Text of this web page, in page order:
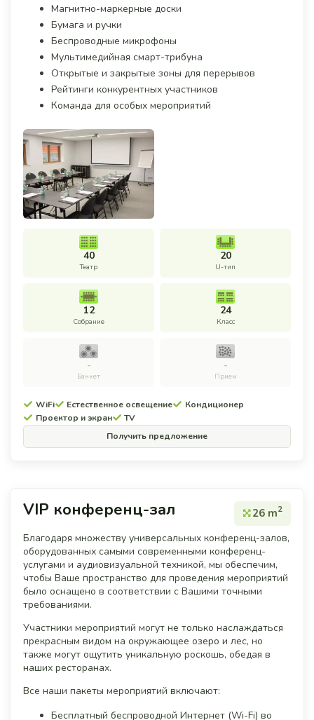
Магнитно-маркерные доски
Бумага и ручки
Беспроводные микрофоны
Мультимедийная смарт-трибуна
Открытые и закрытые зоны для перерывов
Рейтинги конкурентных участников
Команда для особых мероприятий
40
Театр
20
U-тип
12
Собрание
24
Класс
-
Банкет
-
Прием
WiFi Естественное освещение
Кондиционер
Проектор и экран
TV
Получить предложение
VIP конференц-зал 26 m2
Благодаря множеству универсальных конференц-залов,
оборудованных самыми современными конференц-
услугами и аудиовизуальной техникой, мы обеспечим,
чтобы Ваше пространство для проведения мероприятий
было оснащено в соответствии с Вашими точными
требованиями.
Участники мероприятий могут не только наслаждаться
прекрасным видом на окружающее озеро и лес, но
также могут ощутить уникальную роскошь, обедая в
наших ресторанах.
Все наши пакеты мероприятий включают:
Бесплатный беспроводной Интернет (Wi-Fi) во